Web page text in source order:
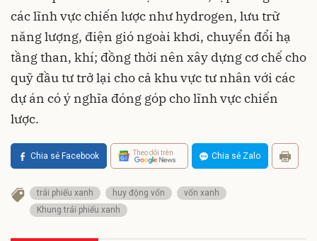
các lĩnh vực chiến lược như hydrogen, lưu trữ
năng lượng, điện gió ngoài khơi, chuyển đổi hạ
tầng than, khí; đồng thời nên xây dựng cơ chế cho
quỹ đầu tư trở lại cho cả khu vực tư nhân với các
dự án có ý nghĩa đóng góp cho lĩnh vực chiến
lược.
Chia sẻ Facebook Theo dõi trên Chia sẻ Zalo
trái phiếu xanh huy động vốn
vốn xanh
Khung trái phiếu xanh